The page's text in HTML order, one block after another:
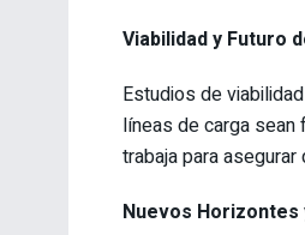
Viabilidad y Futuro
Estudios de
líneas de carga sean
trabaja para
Nuevos Horizontes